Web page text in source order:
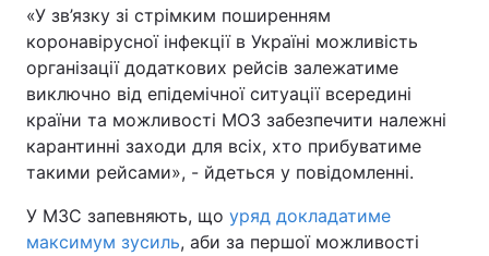
«У зв’язку зі стрімким поширенням
коронавірусної інфекції в Україні можливість
організації додаткових рейсів залежатиме
виключно від епідемічної ситуації всередині
країни та можливості МОЗ забезпечити належні
карантинні заходи для всіх, хто прибуватиме
такими рейсами», - йдеться у повідомленні.
У МЗС запевняють, що уряд докладатиме
максимум зусиль, аби за першої можливості